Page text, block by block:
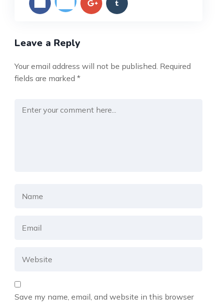
Leave a Reply
Your email address will not be published. Required
fields are marked *
Save my name, email, and website in this browser